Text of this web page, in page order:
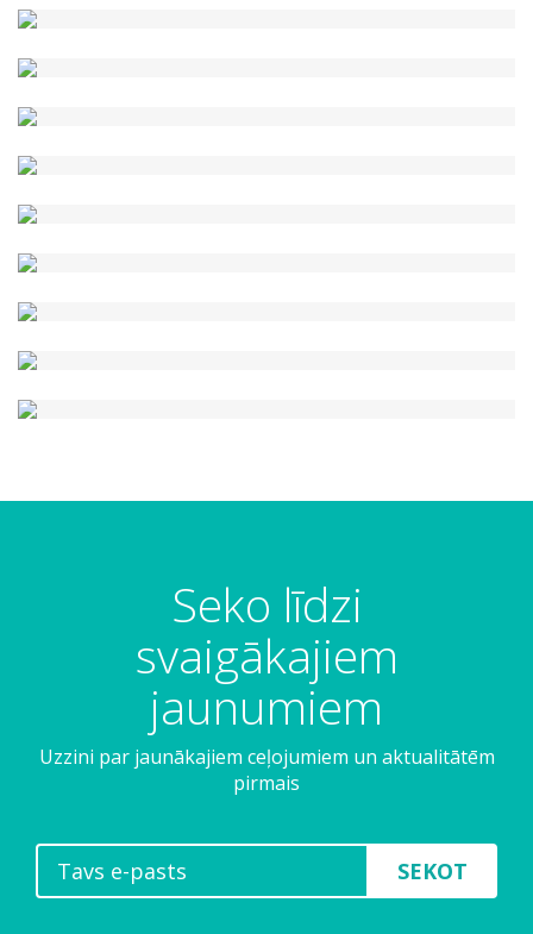
Seko līdzi
svaigākajiem
jaunumiem
Uzzini par jaunākajiem ceļojumiem un aktualitātēm
pirmais
SEKOT